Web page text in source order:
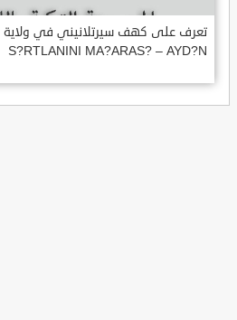
تعرف على كهف سيرتلانيني في ولاية
S?RTLANINI MA?ARAS? – AYD?N